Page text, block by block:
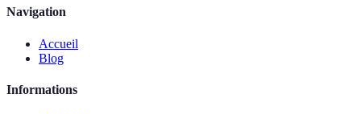
Navigation
Accueil
Blog
Informations